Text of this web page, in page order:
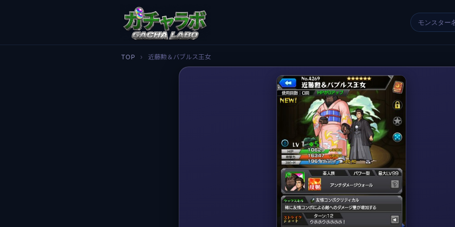
TOP › 近藤勲＆バブルス王女